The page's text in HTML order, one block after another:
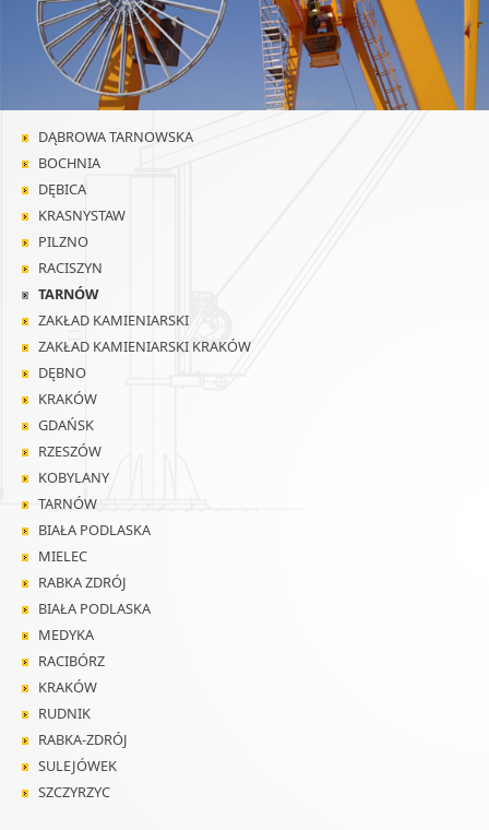
DĄBROWA TARNOWSKA
BOCHNIA
DĘBICA
KRASNYSTAW
PILZNO
RACISZYN
TARNÓW
ZAKŁAD KAMIENIARSKI
ZAKŁAD KAMIENIARSKI KRAKÓW
DĘBNO
KRAKÓW
GDAŃSK
RZESZÓW
KOBYLANY
TARNÓW
BIAŁA PODLASKA
MIELEC
RABKA ZDRÓJ
BIAŁA PODLASKA
MEDYKA
RACIBÓRZ
KRAKÓW
RUDNIK
RABKA-ZDRÓJ
SULEJÓWEK
SZCZYRZYC